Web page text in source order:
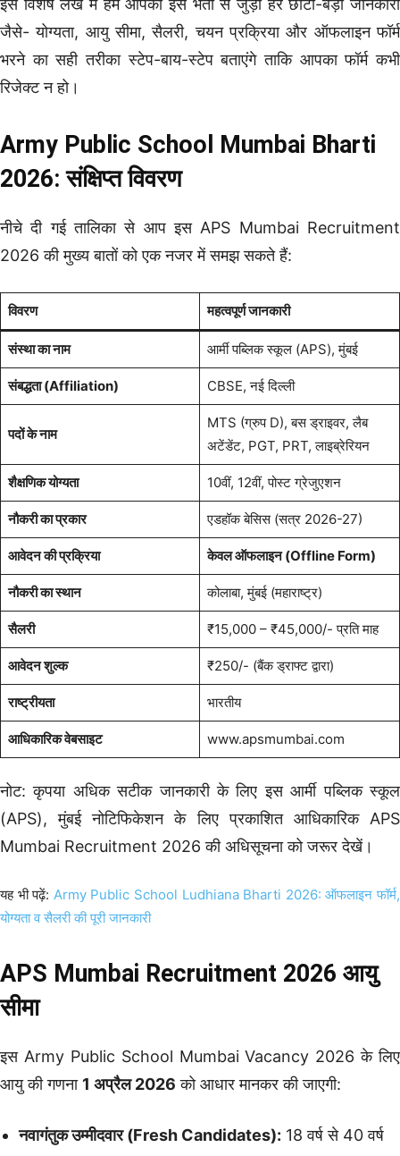
इस विशेष लेख में हम आपको इस भर्ती से जुड़ी हर छोटी-बड़ी जानकारी
जैसे- योग्यता, आयु सीमा, सैलरी, चयन प्रक्रिया और ऑफलाइन फॉर्म
भरने का सही तरीका स्टेप-बाय-स्टेप बताएंगे ताकि आपका फॉर्म कभी
रिजेक्ट न हो।
Army Public School Mumbai Bharti
2026: संक्षिप्त विवरण
नीचे दी गई तालिका से आप इस APS Mumbai Recruitment
2026 की मुख्य बातों को एक नजर में समझ सकते हैं:
विवरण महत्वपूर्ण जानकारी
संस्था का नाम आर्मी पब्लिक स्कूल (APS), मुंबई
संबद्धता (Affiliation) CBSE, नई दिल्ली
पदों के नाम
MTS (ग्रुप D), बस ड्राइवर, लैब
अटेंडेंट, PGT, PRT, लाइब्रेरियन
शैक्षणिक योग्यता 10वीं, 12वीं, पोस्ट ग्रेजुएशन
नौकरी का प्रकार एडहॉक बेसिस (सत्र 2026-27)
आवेदन की प्रक्रिया केवल ऑफलाइन (Offline Form)
नौकरी का स्थान कोलाबा, मुंबई (महाराष्ट्र)
सैलरी ₹15,000 – ₹45,000/- प्रति माह
आवेदन शुल्क ₹250/- (बैंक ड्राफ्ट द्वारा)
राष्ट्रीयता भारतीय
आधिकारिक वेबसाइट www.apsmumbai.com
नोट: कृपया अधिक सटीक जानकारी के लिए इस आर्मी पब्लिक स्कूल
(APS), मुंबई नोटिफिकेशन के लिए प्रकाशित आधिकारिक APS
Mumbai Recruitment 2026 की अधिसूचना को जरूर देखें।
यह भी पढ़ें: Army Public School Ludhiana Bharti 2026: ऑफलाइन फॉर्म,
योग्यता व सैलरी की पूरी जानकारी
APS Mumbai Recruitment 2026 आयु
सीमा
इस Army Public School Mumbai Vacancy 2026 के लिए
आयु की गणना 1 अप्रैल 2026 को आधार मानकर की जाएगी:
नवागंतुक उम्मीदवार (Fresh Candidates): 18 वर्ष से 40 वर्ष